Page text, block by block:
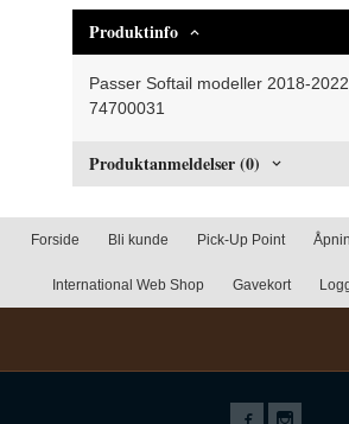
Produktinfo
Passer Softail modeller 2018-
74700031
Produktanmeldelser (0)
Forside Bli kunde Pick-Up Point
International Web Shop Gavekort